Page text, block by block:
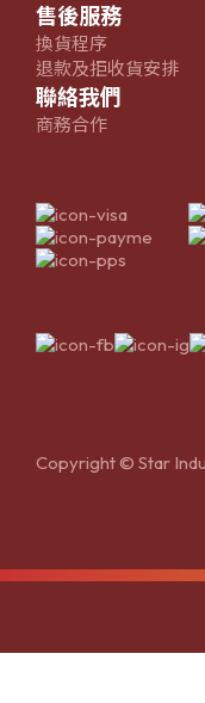
售後服務
換貨程序
退款及拒收貨安排
聯絡我們
商務合作
Copyright © Star